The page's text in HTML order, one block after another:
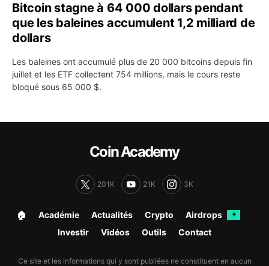
Bitcoin stagne à 64 000 dollars pendant
que les baleines accumulent 1,2 milliard de
dollars
Les baleines ont accumulé plus de 20 000 bitcoins depuis fin
juillet et les ETF collectent 754 millions, mais le cours reste
bloqué sous 65 000 $.
Coin Academy
201K 21K 3K
🏠︎ Académie Actualités Crypto Airdrops ✦
Investir Vidéos Outils Contact
Ce site et les informations qui y sont publiées ne constituent en aucun